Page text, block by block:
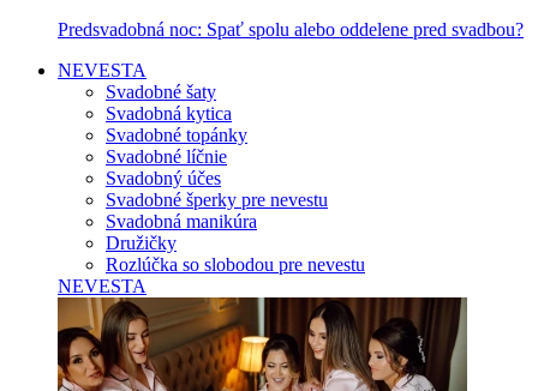
Predsvadobná noc: Spať spolu alebo oddelene pred svadbou?
NEVESTA
Svadobné šaty
Svadobná kytica
Svadobné topánky
Svadobné líčnie
Svadobný účes
Svadobné šperky pre nevestu
Svadobná manikúra
Družičky
Rozlúčka so slobodou pre nevestu
NEVESTA